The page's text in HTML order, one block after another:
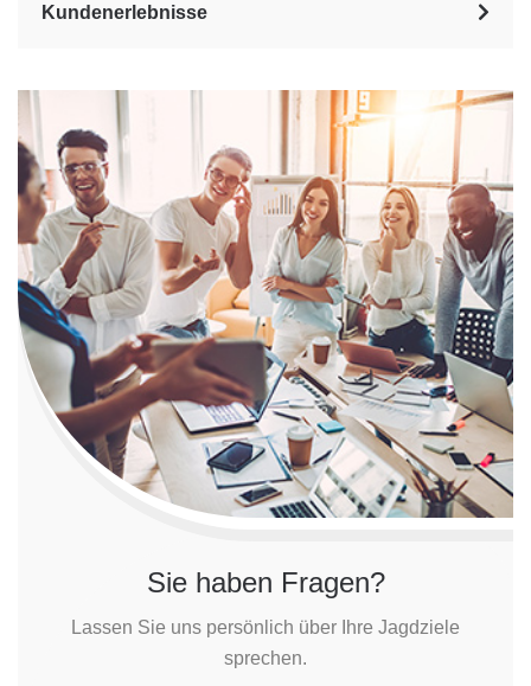
Kundenerlebnisse
Sie haben Fragen?
Lassen Sie uns persönlich über Ihre Jagdziele
sprechen.